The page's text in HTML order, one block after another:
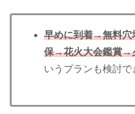
早めに到着→無料穴
保→花火大会鑑賞→
いうプランも検討で